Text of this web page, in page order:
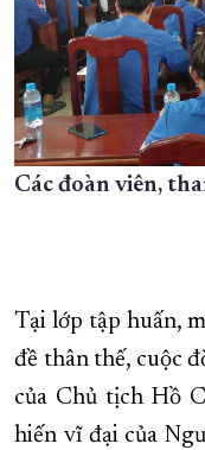
Các đoàn viên,
Tại lớp tập huấn,
đề thân thế, cuộc
của Chủ tịch Hồ
hiến vĩ đại của